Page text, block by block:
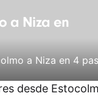
a Niza en
a Niza en 4
desde